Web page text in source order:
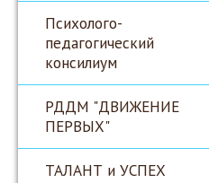
Психолого-
педагогический
консилиум
РДДМ "ДВИЖЕНИЕ
ПЕРВЫХ"
ТАЛАНТ и УСПЕХ